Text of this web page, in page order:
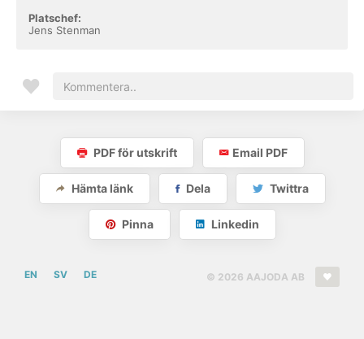
Platschef:
Jens Stenman
PDF för utskrift Email PDF
Hämta länk Dela Twittra
Pinna Linkedin
© 2026 AAJODA AB
EN SV DE